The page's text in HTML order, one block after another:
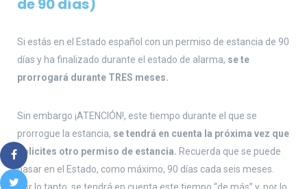
de 90 días)
Si estás en el Estado español con un permiso de estancia de 90
días y ha finalizado durante el estado de alarma, se te
prorrogará durante TRES meses.
Sin embargo ¡ATENCIÓN!, este tiempo durante el que se
prorrogue la estancia, se tendrá en cuenta la próxima vez que
solicites otro permiso de estancia. Recuerda que se puede
pasar en el Estado, como máximo, 90 días cada seis meses.
Por lo tanto, se tendrá en cuenta este tiempo “de más” y, por lo